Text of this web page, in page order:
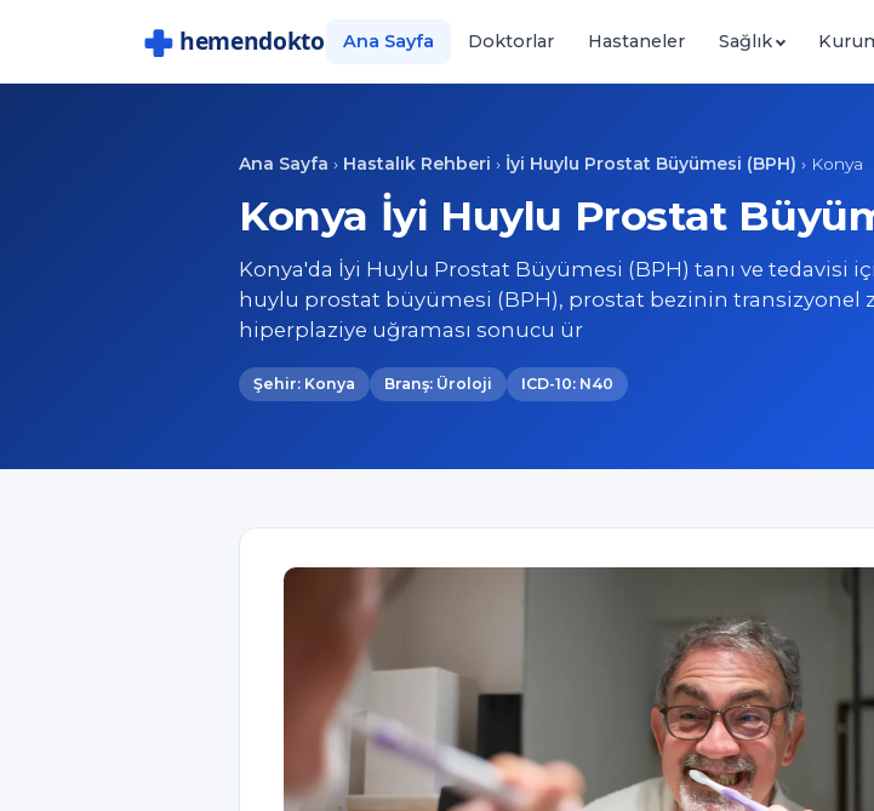
Ana Sayfa Doktorlar Hastaneler Sağlık
Ana Sayfa › Hastalık Rehberi › İyi Huylu Prostat Büyümesi (BPH) › Konya
Konya İyi Huylu Prostat
Konya'da İyi Huylu Prostat Büyümesi (BPH) tanı ve tedavisi
huylu prostat büyümesi (BPH), prostat bezinin transizyonel
hiperplaziye uğraması sonucu ür
Şehir: Konya Branş: Üroloji ICD-10: N40